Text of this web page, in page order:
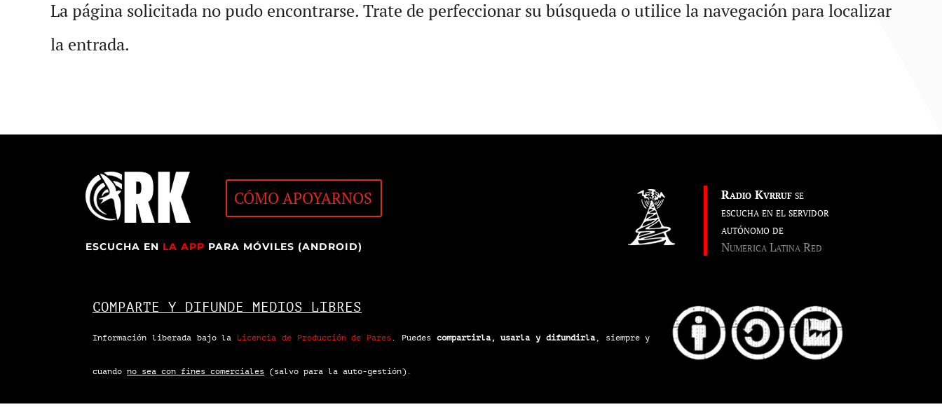
La página solicitada no pudo encontrarse. Trate de perfeccionar su búsqueda o utilice la navegación para localizar
la entrada.
CÓMO APOYARNOS
ESCUCHA EN LA APP PARA MÓVILES (ANDROID)
Radio Kvrrufse
escucha en el servidor
autónomo de
Numerica Latina Red
COMPARTE Y DIFUNDE MEDIOS LIBRES
Información liberada bajo la Licencia de Producción de Pares . Puedes compartirla, usarla y difundirla, siempre y
cuando no sea con fines comerciales (salvo para la auto-gestión).